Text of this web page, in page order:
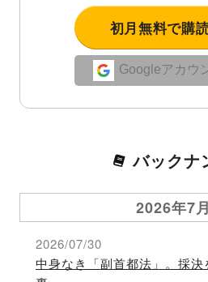
初月無料で購
Googleアカウ
バックナ
2026年7
2026/07/30
中身なき「副首都法」。採